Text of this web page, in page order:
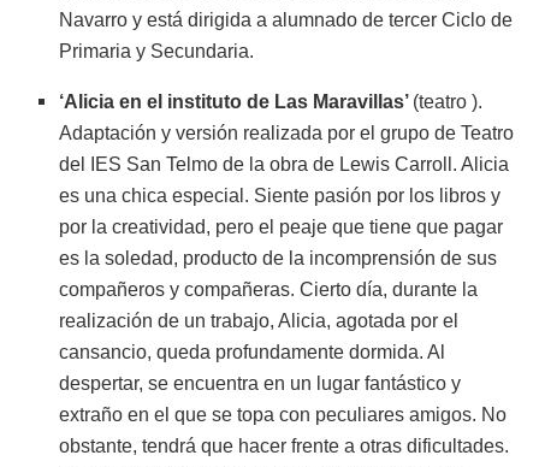
Navarro y está dirigida a alumnado de tercer Ciclo de
Primaria y Secundaria.
‘Alicia en el instituto de Las Maravillas’ (teatro ).
Adaptación y versión realizada por el grupo de Teatro
del IES San Telmo de la obra de Lewis Carroll. Alicia
es una chica especial. Siente pasión por los libros y
por la creatividad, pero el peaje que tiene que pagar
es la soledad, producto de la incomprensión de sus
compañeros y compañeras. Cierto día, durante la
realización de un trabajo, Alicia, agotada por el
cansancio, queda profundamente dormida. Al
despertar, se encuentra en un lugar fantástico y
extraño en el que se topa con peculiares amigos. No
obstante, tendrá que hacer frente a otras dificultades.